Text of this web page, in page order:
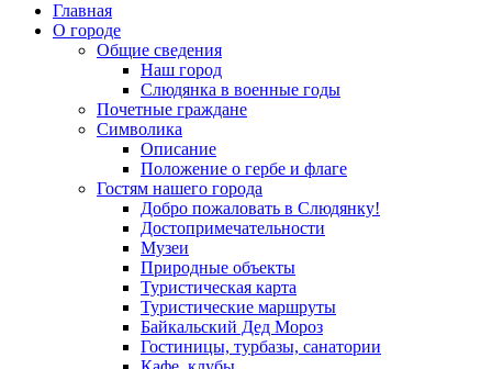
Главная
О городе
Общие сведения
Наш город
Слюдянка в военные годы
Почетные граждане
Символика
Описание
Положение о гербе и флаге
Гостям нашего города
Добро пожаловать в Слюдянку!
Достопримечательности
Музеи
Природные объекты
Туристическая карта
Туристические маршруты
Байкальский Дед Мороз
Гостиницы, турбазы, санатории